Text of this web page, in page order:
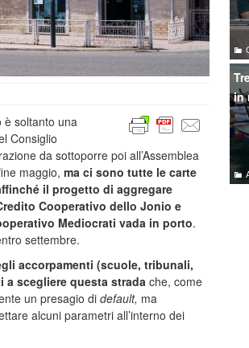
è soltanto una
Consiglio
da sottoporre poi all’Assemblea
maggio, ma ci sono tutte le carte
il progetto di aggregare
Cooperativo dello Jonio e
Mediocrati vada in porto.
settembre.
accorpamenti (scuole, tribunali,
scegliere questa strada che, come
un presagio di default, ma
alcuni parametri all’interno dei
in